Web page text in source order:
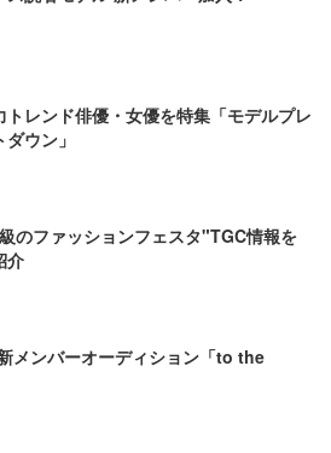
トレンド俳優・女優を特集「モデルプレ
ウン」
のファッションフェスタ"TGC情報を
介
メンバーオーディション「to the